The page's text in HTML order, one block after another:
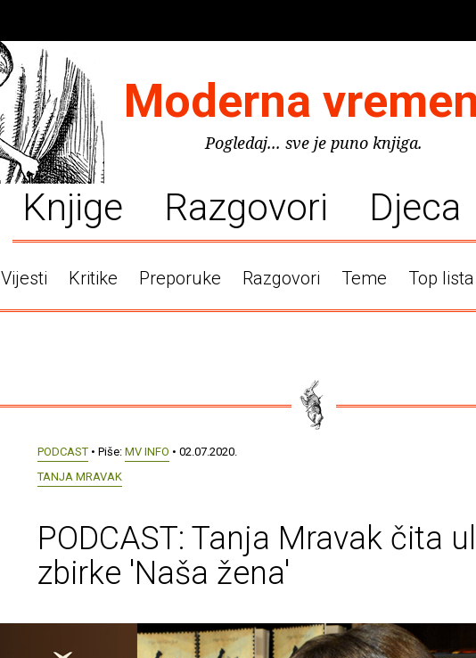
Moderna
Pogledaj... sve je puno knjiga.
Knjige Razgovori Djeca
Vijesti Kritike Preporuke Razgovori Teme Top
PODCAST • Piše: MV INFO • 02.07.2020.
TANJA MRAVAK
PODCAST: Tanja Mravak čita
zbirke 'Naša žena'